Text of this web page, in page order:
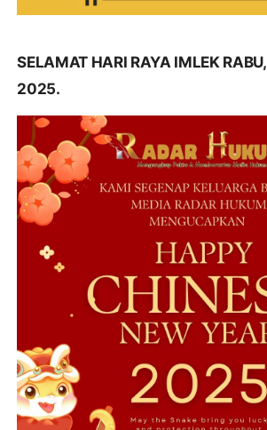
SELAMAT HARI RAYA IMLEK
2025.